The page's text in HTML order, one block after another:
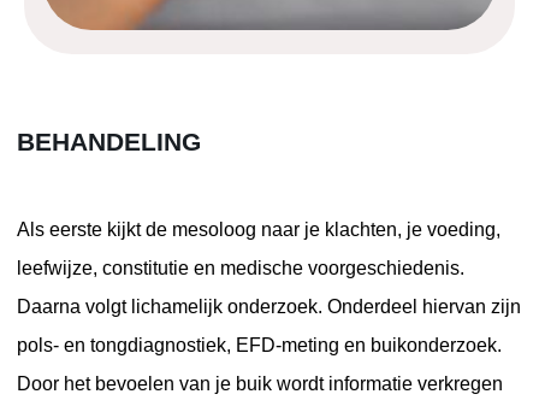
BEHANDELING
Als eerste kijkt de mesoloog naar je klachten, je voeding,
leefwijze, constitutie en medische voorgeschiedenis.
Daarna volgt lichamelijk onderzoek. Onderdeel hiervan zijn
pols- en tongdiagnostiek, EFD-meting en buikonderzoek.
Door het bevoelen van je buik wordt informatie verkregen